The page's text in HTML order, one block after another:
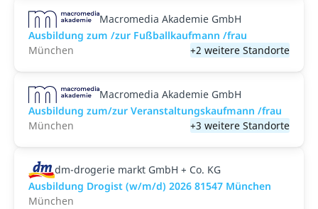
Macromedia Akademie GmbH
Ausbildung zum /zur Fußballkaufmann /frau
München
+2 weitere Standorte
Macromedia Akademie GmbH
Ausbildung zum/zur Veranstaltungs­kaufmann /frau
München
+3 weitere Standorte
dm-drogerie markt GmbH + Co. KG
Ausbildung Drogist (w/m/d) 2026 81547 München
München